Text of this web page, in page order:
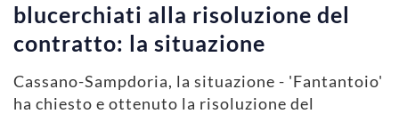
blucerchiati alla risoluzione del
contratto: la situazione
Cassano-Sampdoria, la situazione - 'Fantantoio'
ha chiesto e ottenuto la risoluzione del